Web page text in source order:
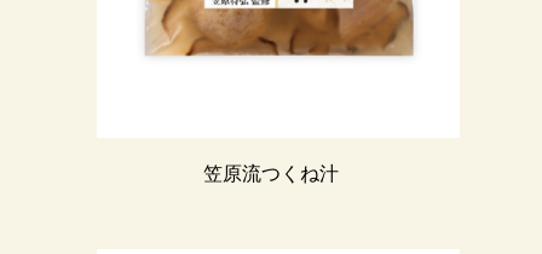
笠原流つくね汁